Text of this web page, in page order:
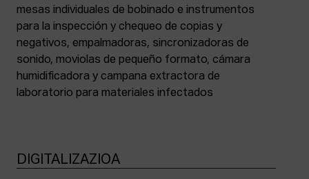
mesas individuales de bobinado e instrumentos
para la inspección y chequeo de copias y
negativos, empalmadoras, sincronizadoras de
sonido, moviolas de pequeño formato, cámara
humidificadora y campana extractora de
laboratorio para materiales infectados
DIGITALIZAZIOA